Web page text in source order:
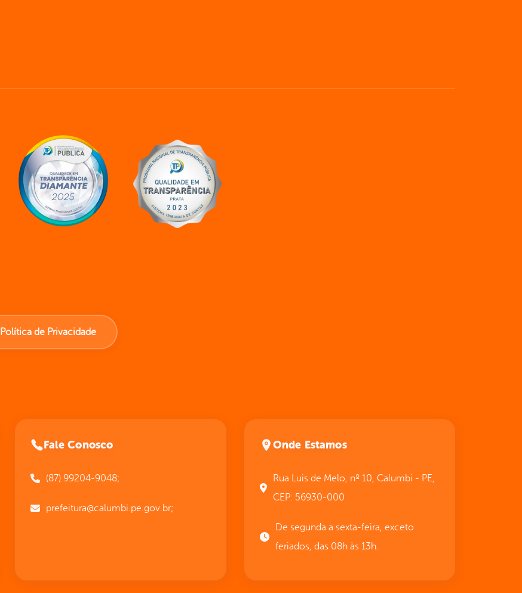
Política de Privacidade
Fale Conosco
(87) 99204-9048;
prefeitura@calumbi.pe.gov.br;
Onde Estamos
Rua Luis de Melo, nº 10, Calumbi - PE,
CEP: 56930-000
De segunda a sexta-feira, exceto
feriados, das 08h às 13h.